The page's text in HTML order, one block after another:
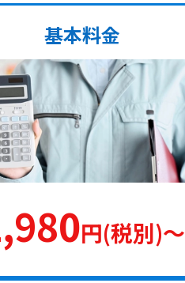
基本料金
円(税別)〜